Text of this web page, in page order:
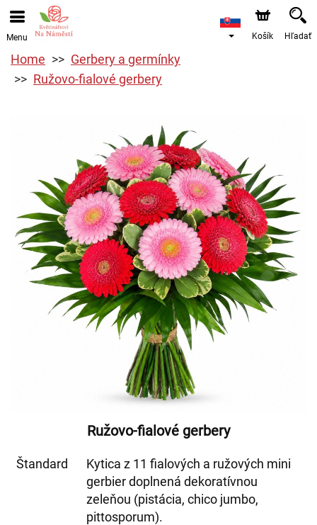
Menu Košík Hľadať
Home
Gerbery a germínky
Ružovo-fialové gerbery
Ružovo-fialové gerbery
Štandard
Kytica z 11 fialových a ružových mini
gerbier doplnená dekoratívnou
zeleňou (pistácia, chico jumbo,
pittosporum).